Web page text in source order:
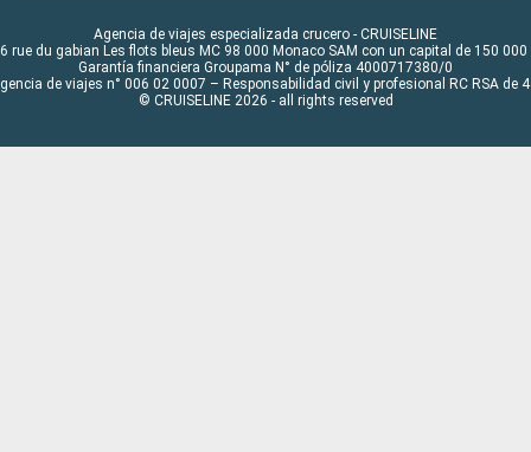
Agencia de viajes especializada crucero - CRUISELINE
rue du gabian Les flots bleus MC 98 000 Monaco SAM con un capital de 150 000
Garantía financiera Groupama N° de póliza 4000717380/0
de viajes n° 006 02 0007 – Responsabilidad civil y profesional RC RSA de
© CRUISELINE 2026 - all rights reserved